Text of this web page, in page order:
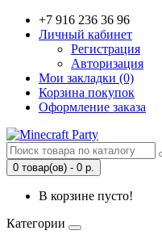
+7 916 236 36 96
Личный кабинет
Регистрация
Авторизация
Мои закладки (0)
Корзина покупок
Оформление заказа
0 товар(ов) - 0 р.
В корзине пусто!
Категории